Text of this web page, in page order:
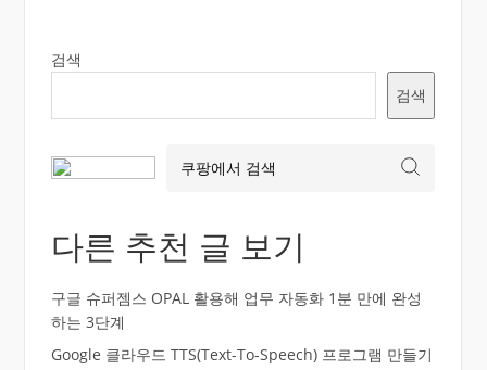
검색
검색
다른 추천 글 보기
구글 슈퍼젬스 OPAL 활용해 업무 자동화 1분 만에 완성
하는 3단계
Google 클라우드 TTS(Text-To-Speech) 프로그램 만들기